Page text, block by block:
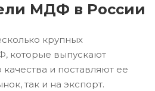
МДФ в России
крупных
которые выпускают
и поставляют ее
так и на экспорт.